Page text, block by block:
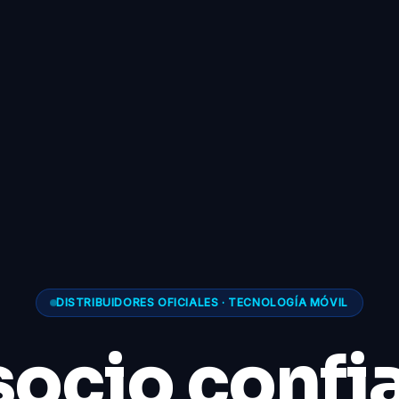
DISTRIBUIDORES OFICIALES · TECNOLOGÍA MÓVIL